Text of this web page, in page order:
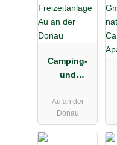
Camping-
und
e Au an der
Donau
Au an der
Donau